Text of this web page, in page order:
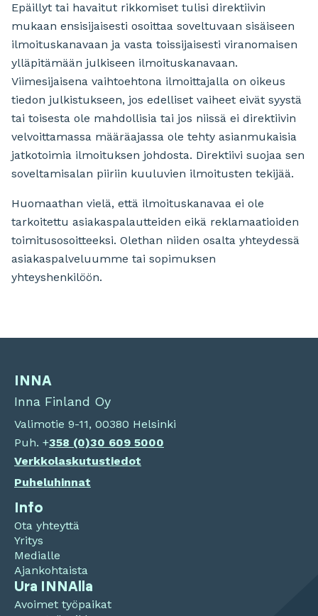
Epäillyt tai havaitut rikkomiset tulisi direktiivin
mukaan ensisijaisesti osoittaa soveltuvaan sisäiseen
ilmoituskanavaan ja vasta toissijaisesti viranomaisen
ylläpitämään julkiseen ilmoituskanavaan.
Viimesijaisena vaihtoehtona ilmoittajalla on oikeus
tiedon julkistukseen, jos edelliset vaiheet eivät syystä
tai toisesta ole mahdollisia tai jos niissä ei direktiivin
velvoittamassa määräajassa ole tehty asianmukaisia
jatkotoimia ilmoituksen johdosta. Direktiivi suojaa sen
soveltamisalan piiriin kuuluvien ilmoitusten tekijää.
Huomaathan vielä, että ilmoituskanavaa ei ole
tarkoitettu asiakaspalautteiden eikä reklamaatioiden
toimitusosoitteeksi. Olethan niiden osalta yhteydessä
asiakaspalveluumme tai sopimuksen
yhteyshenkilöön.
INNA
Inna Finland Oy
Valimotie 9-11, 00380 Helsinki
Puh. +358 (0)30 609 5000
Verkkolaskutustiedot
Puheluhinnat
Info
Ota yhteyttä
Yritys
Medialle
Ajankohtaista
Ura INNAlla
Avoimet työpaikat